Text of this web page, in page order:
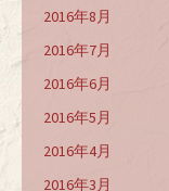
2016年8月
2016年7月
2016年6月
2016年5月
2016年4月
2016年3月